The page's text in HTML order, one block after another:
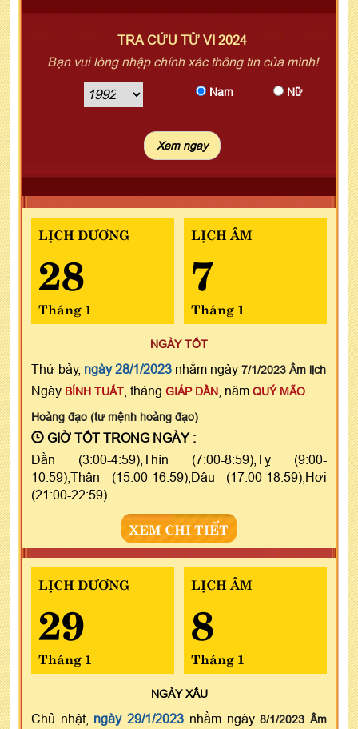
TRA CỨU TỬ VI 2024
Bạn vui lòng nhập chính xác thông tin của mình!
Nam Nữ
LỊCH DƯƠNG
28
Tháng 1
LỊCH ÂM
7
Tháng 1
NGÀY TỐT
Thứ bảy, ngày 28/1/2023 nhằm ngày 7/1/2023 Âm lịch
Ngày BÍNH TUẤT , tháng GIÁP DẦN , năm QUÝ MÃO
Hoàng đạo (tư mệnh hoàng đạo)
GIỜ TỐT TRONG NGÀY :
Dần (3:00-4:59),Thìn (7:00-8:59),Tỵ (9:00-
10:59),Thân (15:00-16:59),Dậu (17:00-18:59),Hợi
(21:00-22:59)
XEM CHI TIẾT
LỊCH DƯƠNG
29
Tháng 1
LỊCH ÂM
8
Tháng 1
NGÀYXẤU
Chủ nhật, ngày 29/1/2023 nhằm ngày8/1/2023 Âm